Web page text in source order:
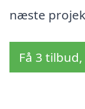
næste
Få 3